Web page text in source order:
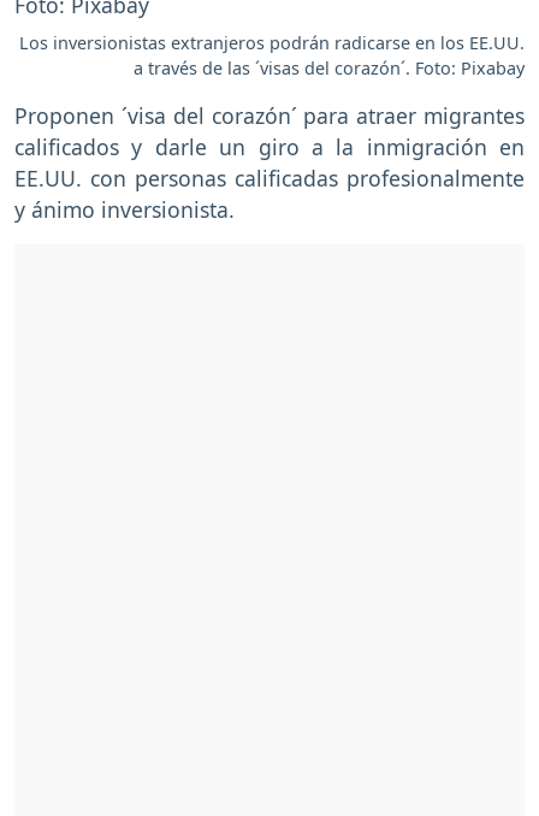
Los inversionistas extranjeros podrán radicarse en los EE.UU.
a través de las ´visas del corazón´. Foto: Pixabay
Proponen ´visa del corazón´ para atraer migrantes
calificados y darle un giro a la inmigración en
EE.UU. con personas calificadas profesionalmente
y ánimo inversionista.